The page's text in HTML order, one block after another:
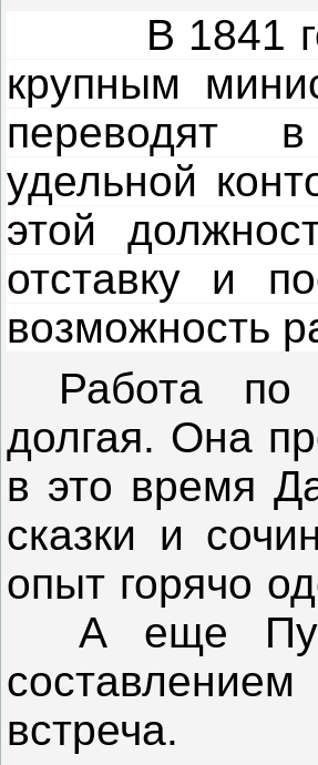
В 1841 году
крупным
переводят
удельной
этой
отставку и
возможность
Работа по
долгая. Она
в это время
сказки и
опыт горячо
А еще
встреча.